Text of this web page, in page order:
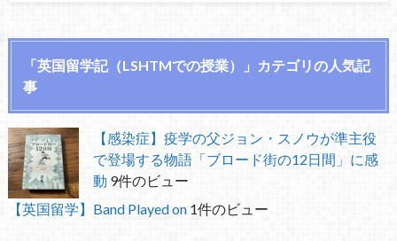
「英国留学記（LSHTMでの授業）」カテゴリの人気記
事
【感染症】疫学の父ジョン・スノウが準主役
で登場する物語「ブロード街の12日間」に感
動 9件のビュー
【英国留学】Band Played on 1件のビュー